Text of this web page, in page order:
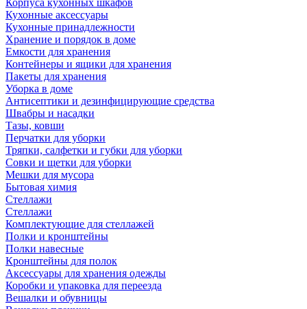
Корпуса кухонных шкафов
Кухонные аксессуары
Кухонные принадлежности
Хранение и порядок в доме
Емкости для хранения
Контейнеры и ящики для хранения
Пакеты для хранения
Уборка в доме
Антисептики и дезинфицирующие средства
Швабры и насадки
Тазы, ковши
Перчатки для уборки
Тряпки, салфетки и губки для уборки
Совки и щетки для уборки
Мешки для мусора
Бытовая химия
Стеллажи
Стеллажи
Комплектующие для стеллажей
Полки и кронштейны
Полки навесные
Кронштейны для полок
Аксессуары для хранения одежды
Коробки и упаковка для переезда
Вешалки и обувницы